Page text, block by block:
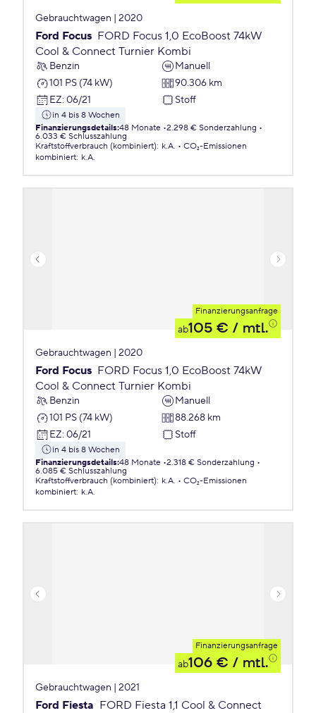
Gebrauchtwagen | 2020
Ford Focus FORD Focus 1,0 EcoBoost 74kW
Cool & Connect Turnier Kombi
Benzin
Manuell
101 PS (74 kW)
90.306 km
EZ: 06/21 Stoff
in 4 bis 8 Wochen
Finanzierungsdetails:48 Monate 2.298 € Sonderzahlung
6.033 € Schlusszahlung
Kraftstoffverbrauch (kombiniert): k.A.
CO₂-Emissionen
kombiniert: k.A.
Finanzierungsanfrage
ab105 € / mtl.
Gebrauchtwagen | 2020
Ford Focus FORD Focus 1,0 EcoBoost 74kW
Cool & Connect Turnier Kombi
Benzin
Manuell
101 PS (74 kW)
88.268 km
EZ: 06/21 Stoff
in 4 bis 8 Wochen
Finanzierungsdetails:48 Monate 2.318 € Sonderzahlung
6.085 € Schlusszahlung
Kraftstoffverbrauch (kombiniert): k.A.
CO₂-Emissionen
kombiniert: k.A.
Finanzierungsanfrage
ab106 € / mtl.
Gebrauchtwagen | 2021
Ford Fiesta FORD Fiesta 1,1 Cool & Connect